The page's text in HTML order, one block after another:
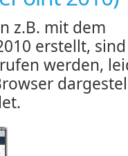
z.B. mit dem
erstellt, sind
werden,